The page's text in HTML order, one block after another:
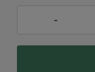
-